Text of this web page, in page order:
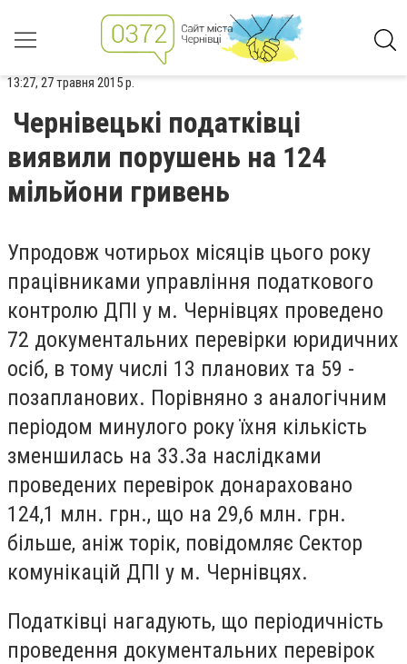
13:27, 27 травня 2015 р.
Чернівецькі податківці
виявили порушень на 124
мільйони гривень
Упродовж чотирьох місяців цього року
працівниками управління податкового
контролю ДПІ у м. Чернівцях проведено
72 документальних перевірки юридичних
осіб, в тому числі 13 планових та 59 -
позапланових. Порівняно з аналогічним
періодом минулого року їхня кількість
зменшилась на 33.За наслідками
проведених перевірок донараховано
124,1 млн. грн., що на 29,6 млн. грн.
більше, аніж торік, повідомляє Сектор
комунікацій ДПІ у м. Чернівцях.
Податківці нагадують, що періодичність
проведення документальних перевірок